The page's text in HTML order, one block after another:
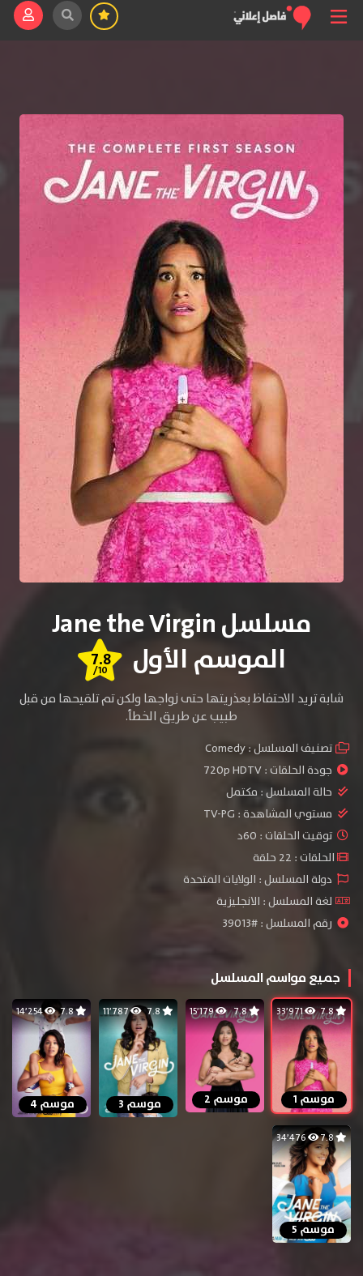
مسلسل Jane the Virgin
الموسم الأول
7.8
/10
شابة تريد الاحتفاظ بعذريتها حتى زواجها ولكن تم تلقيحها من قبل
طبيب عن طريق الخطأ.
تصنيف المسلسل :Comedy
جودة الحلقات :720p HDTV
حالة المسلسل : مكتمل
مستوي المشاهدة : TV-PG
توقيت الحلقات : 60د
الحلقات : 22 حلقة
دولة المسلسل : الولايات المتحدة
لغة المسلسل : الانجليزية
رقم المسلسل : #39013
جميع مواسم المسلسل
7.8 33٬971
موسم 1
7.8 15٬179
موسم 2
7.8 11٬787
موسم 3
7.8 14٬254
موسم 4
7.8
موسم 5